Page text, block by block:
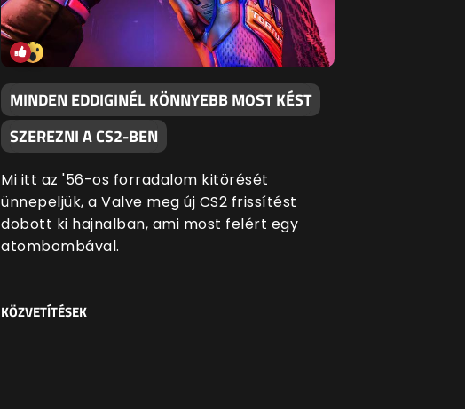
MINDEN EDDIGINÉL KÖNNYEBB MOST KÉST
SZEREZNI A CS2-BEN
Mi itt az '56-os forradalom kitörését
ünnepeljük, a Valve meg új CS2 frissítést
dobott ki hajnalban, ami most felért egy
atombombával.
KÖZVETÍTÉSEK